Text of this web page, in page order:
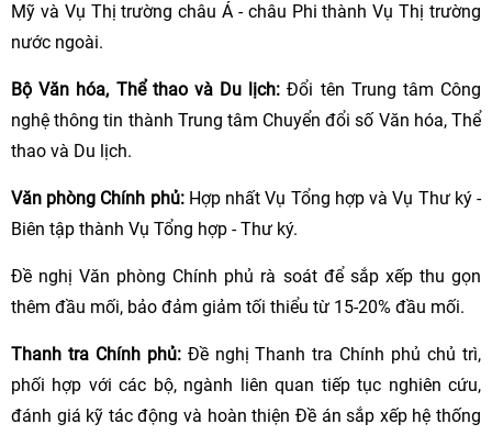
Mỹ và Vụ Thị trường châu Á - châu Phi thành Vụ Thị trường
nước ngoài.
Bộ Văn hóa, Thể thao và Du lịch: Đổi tên Trung tâm Công
nghệ thông tin thành Trung tâm Chuyển đổi số Văn hóa, Thể
thao và Du lịch.
Văn phòng Chính phủ:Hợp nhất Vụ Tổng hợp và Vụ Thư ký -
Biên tập thành Vụ Tổng hợp - Thư ký.
Đề nghị Văn phòng Chính phủ rà soát để sắp xếp thu gọn
thêm đầu mối, bảo đảm giảm tối thiểu từ 15-20% đầu mối.
Thanh tra Chính phủ:Đề nghị Thanh tra Chính phủ chủ trì,
phối hợp với các bộ, ngành liên quan tiếp tục nghiên cứu,
đánh giá kỹ tác động và hoàn thiện Đề án sắp xếp hệ thống